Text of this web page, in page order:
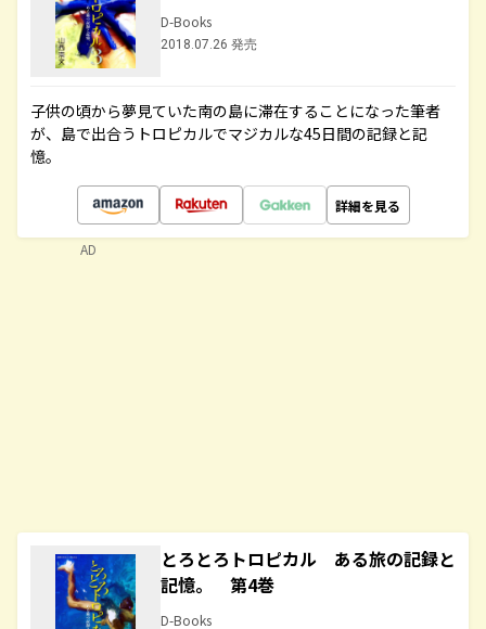
D-Books
2018.07.26 発売
子供の頃から夢見ていた南の島に滞在することになった筆者
が、島で出合うトロピカルでマジカルな45日間の記録と記
憶。
詳細を見る
とろとろトロピカル ある旅の記録と
記憶。 第4巻
D-Books
AD